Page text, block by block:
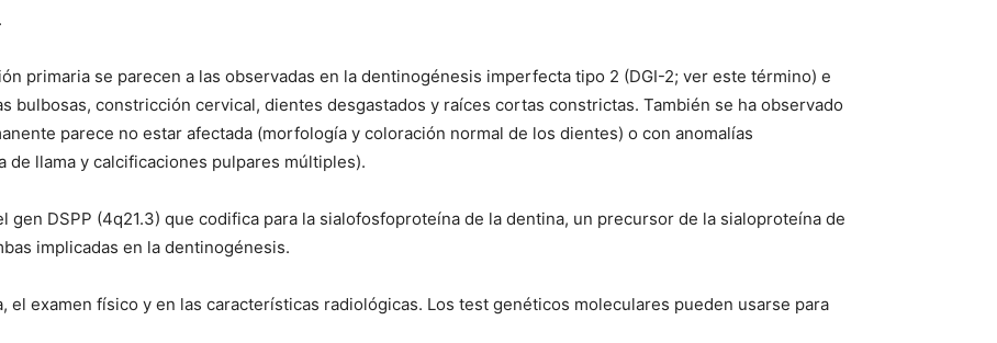
primaria se parecen a las observadas en la dentinogénesis imperfecta tipo 2 (DGI-2; ver este término) e
bulbosas, constricción cervical, dientes desgastados y raíces cortas constrictas. También se ha observado
parece no estar afectada (morfología y coloración normal de los dientes) o con anomalías
de llama y calcificaciones pulpares múltiples).
gen DSPP (4q21.3) que codifica para la sialofosfoproteína de la dentina, un precursor de la sialoproteína de
implicadas en la dentinogénesis.
el examen físico y en las características radiológicas. Los test genéticos moleculares pueden usarse para